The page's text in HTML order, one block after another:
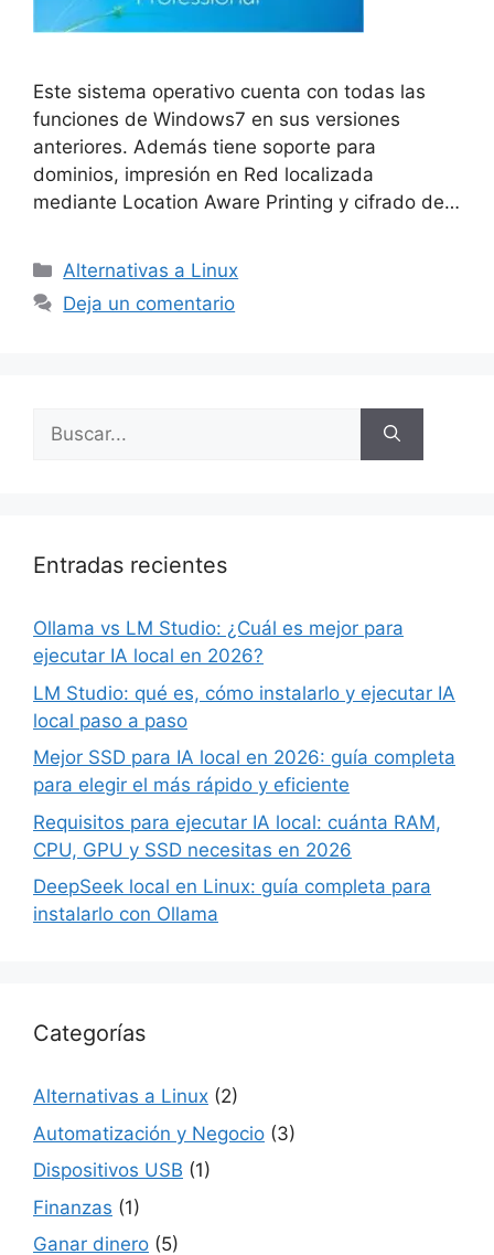
Este sistema operativo cuenta con todas las
funciones de Windows7 en sus versiones
anteriores. Además tiene soporte para
dominios, impresión en Red localizada
mediante Location Aware Printing y cifrado de…
Categorías
Alternativas a Linux
Deja un comentario
Buscar:
Entradas recientes
Ollama vs LM Studio: ¿Cuál es mejor para
ejecutar IA local en 2026?
LM Studio: qué es, cómo instalarlo y ejecutar IA
local paso a paso
Mejor SSD para IA local en 2026: guía completa
para elegir el más rápido y eficiente
Requisitos para ejecutar IA local: cuánta RAM,
CPU, GPU y SSD necesitas en 2026
DeepSeek local en Linux: guía completa para
instalarlo con Ollama
Categorías
Alternativas a Linux (2)
Automatización y Negocio (3)
Dispositivos USB (1)
Finanzas (1)
Ganar dinero (5)